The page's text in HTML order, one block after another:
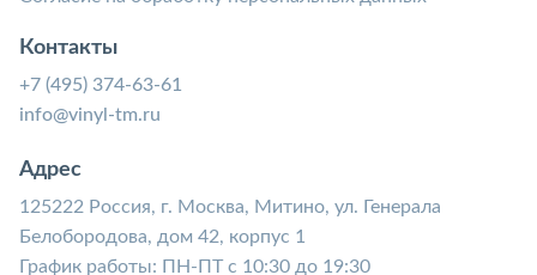
Контакты
+7 (495) 374-63-61
info@vinyl-tm.ru
Адрес
125222 Россия, г. Москва, Митино, ул. Генерала
Белобородова, дом 42, корпус 1
График работы: ПН-ПТ с 10:30 до 19:30